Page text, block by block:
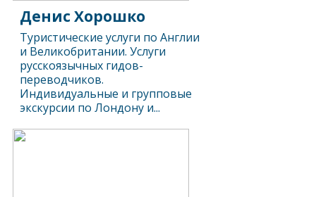
Денис Хорошко
Туристические услуги по Англии
и Великобритании. Услуги
русскоязычных гидов-
переводчиков.
Индивидуальные и групповые
экскурсии по Лондону и...